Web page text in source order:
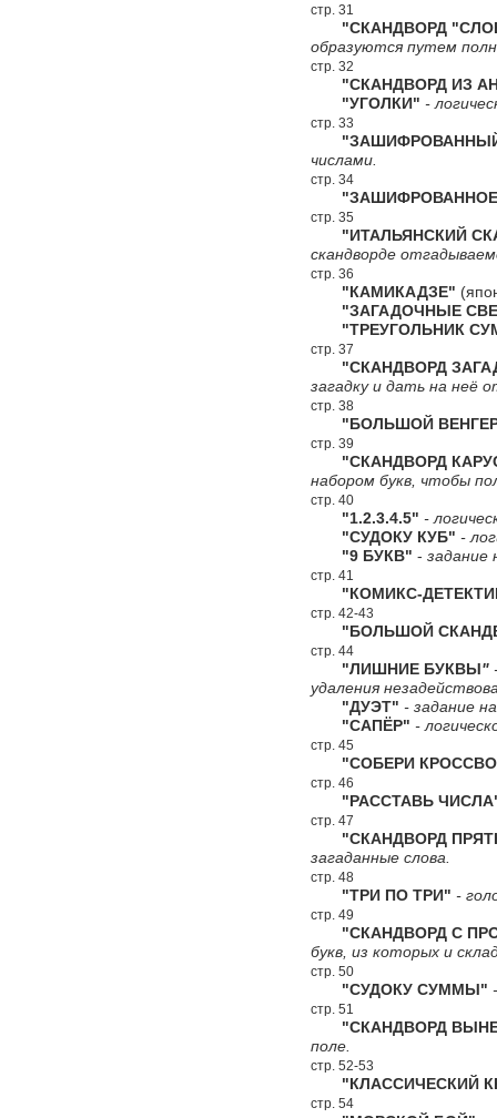
стр. 31
"СКАНДВОРД
образуются путем
стр. 32
"СКАНДВОРД ИЗ
"УГОЛКИ" -
стр. 33
"ЗАШИФРОВАННЫЙ
числами.
стр. 34
"ЗАШИФРОВАННОЕ
стр. 35
"ИТАЛЬЯНСКИЙ
скандворде
стр. 36
"КАМИКАДЗЕ"
"ЗАГАДОЧНЫЕ
"ТРЕУГОЛЬНИК
стр. 37
"СКАНДВОРД
загадку и дать на неё
стр. 38
"БОЛЬШОЙ
стр. 39
"СКАНДВОРД
набором букв, чтобы
стр. 40
"1.2.3.4.5" -
"СУДОКУ КУБ" -
"9 БУКВ" - задание
стр. 41
"КОМИКС-
стр. 42-43
"БОЛЬШОЙ
стр. 44
"ЛИШНИЕ БУКВЫ"
удаления
"ДУЭТ" - задание
"САПЁР" -
стр. 45
"СОБЕРИ
стр. 46
"РАССТАВЬ
стр. 47
"СКАНДВОРД
загаданные слова.
стр. 48
"ТРИ ПО ТРИ" -
стр. 49
"СКАНДВОРД С
букв, из которых и
стр. 50
"СУДОКУ СУММЫ"
стр. 51
"СКАНДВОРД
поле.
стр. 52-53
"КЛАССИЧЕСКИЙ
стр. 54